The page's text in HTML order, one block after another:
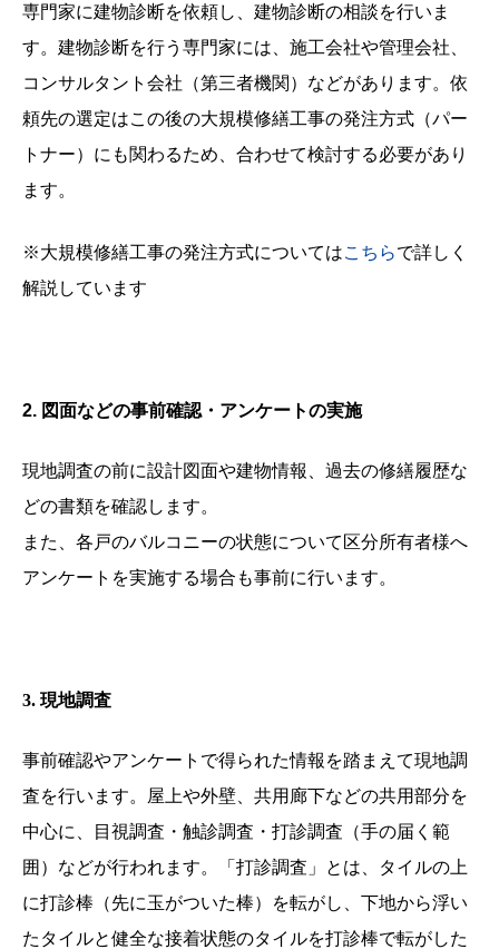
専門家に建物診断を依頼し、建物診断の相談を行いま
す。建物診断を行う専門家には、施工会社や管理会社、
コンサルタント会社（第三者機関）などがあります。依
頼先の選定はこの後の大規模修繕工事の発注方式（パー
トナー）にも関わるため、合わせて検討する必要があり
ます。
※大規模修繕工事の発注方式についてはこちらで詳しく
解説しています
2. 図面などの事前確認・アンケートの実施
現地調査の前に設計図面や建物情報、過去の修繕履歴な
どの書類を確認します。
また、各戸のバルコニーの状態について区分所有者様へ
アンケートを実施する場合も事前に行います。
3. 現地調査
事前確認やアンケートで得られた情報を踏まえて現地調
査を行います。屋上や外壁、共用廊下などの共用部分を
中心に、目視調査・触診調査・打診調査（手の届く範
囲）などが行われます。「打診調査」とは、タイルの上
に打診棒（先に玉がついた棒）を転がし、下地から浮い
たタイルと健全な接着状態のタイルを打診棒で転がした